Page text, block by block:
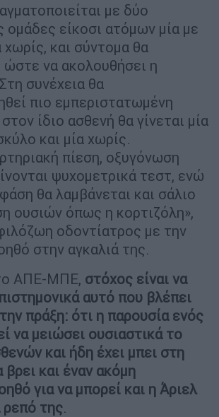
με δύο
ομάδες είκοσι ατόμων μία με
χωρίς, και σύντομα θα
να ακολουθήσει η
συνέχεια θα
πιο εμπεριστατωμένη
ίδιο ασθενή θα γίνεται μία
και μία χωρίς.
πίεση, οξυγόνωση
ψυχομετρικά τεστ, ενώ
θα λαμβάνεται και σάλιο
ουσιών όπως η κορτιζόλη»,
οδοντίατρος με την
στην αγκαλιά της.
ΑΠΕ-ΜΠΕ, στόχος είναι να
αυτό που βλέπει
πράξη: ότι η παρουσία ενός
να μειώσει ουσιαστικά το
και ήδη έχει μπει στη
βρει και έναν ακόμη
για να μπορεί και η Άριελ
ρεπό της.